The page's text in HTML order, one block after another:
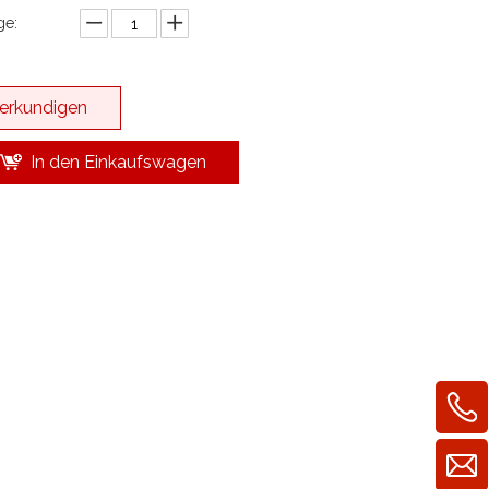
erkundigen
In den Einkaufswagen